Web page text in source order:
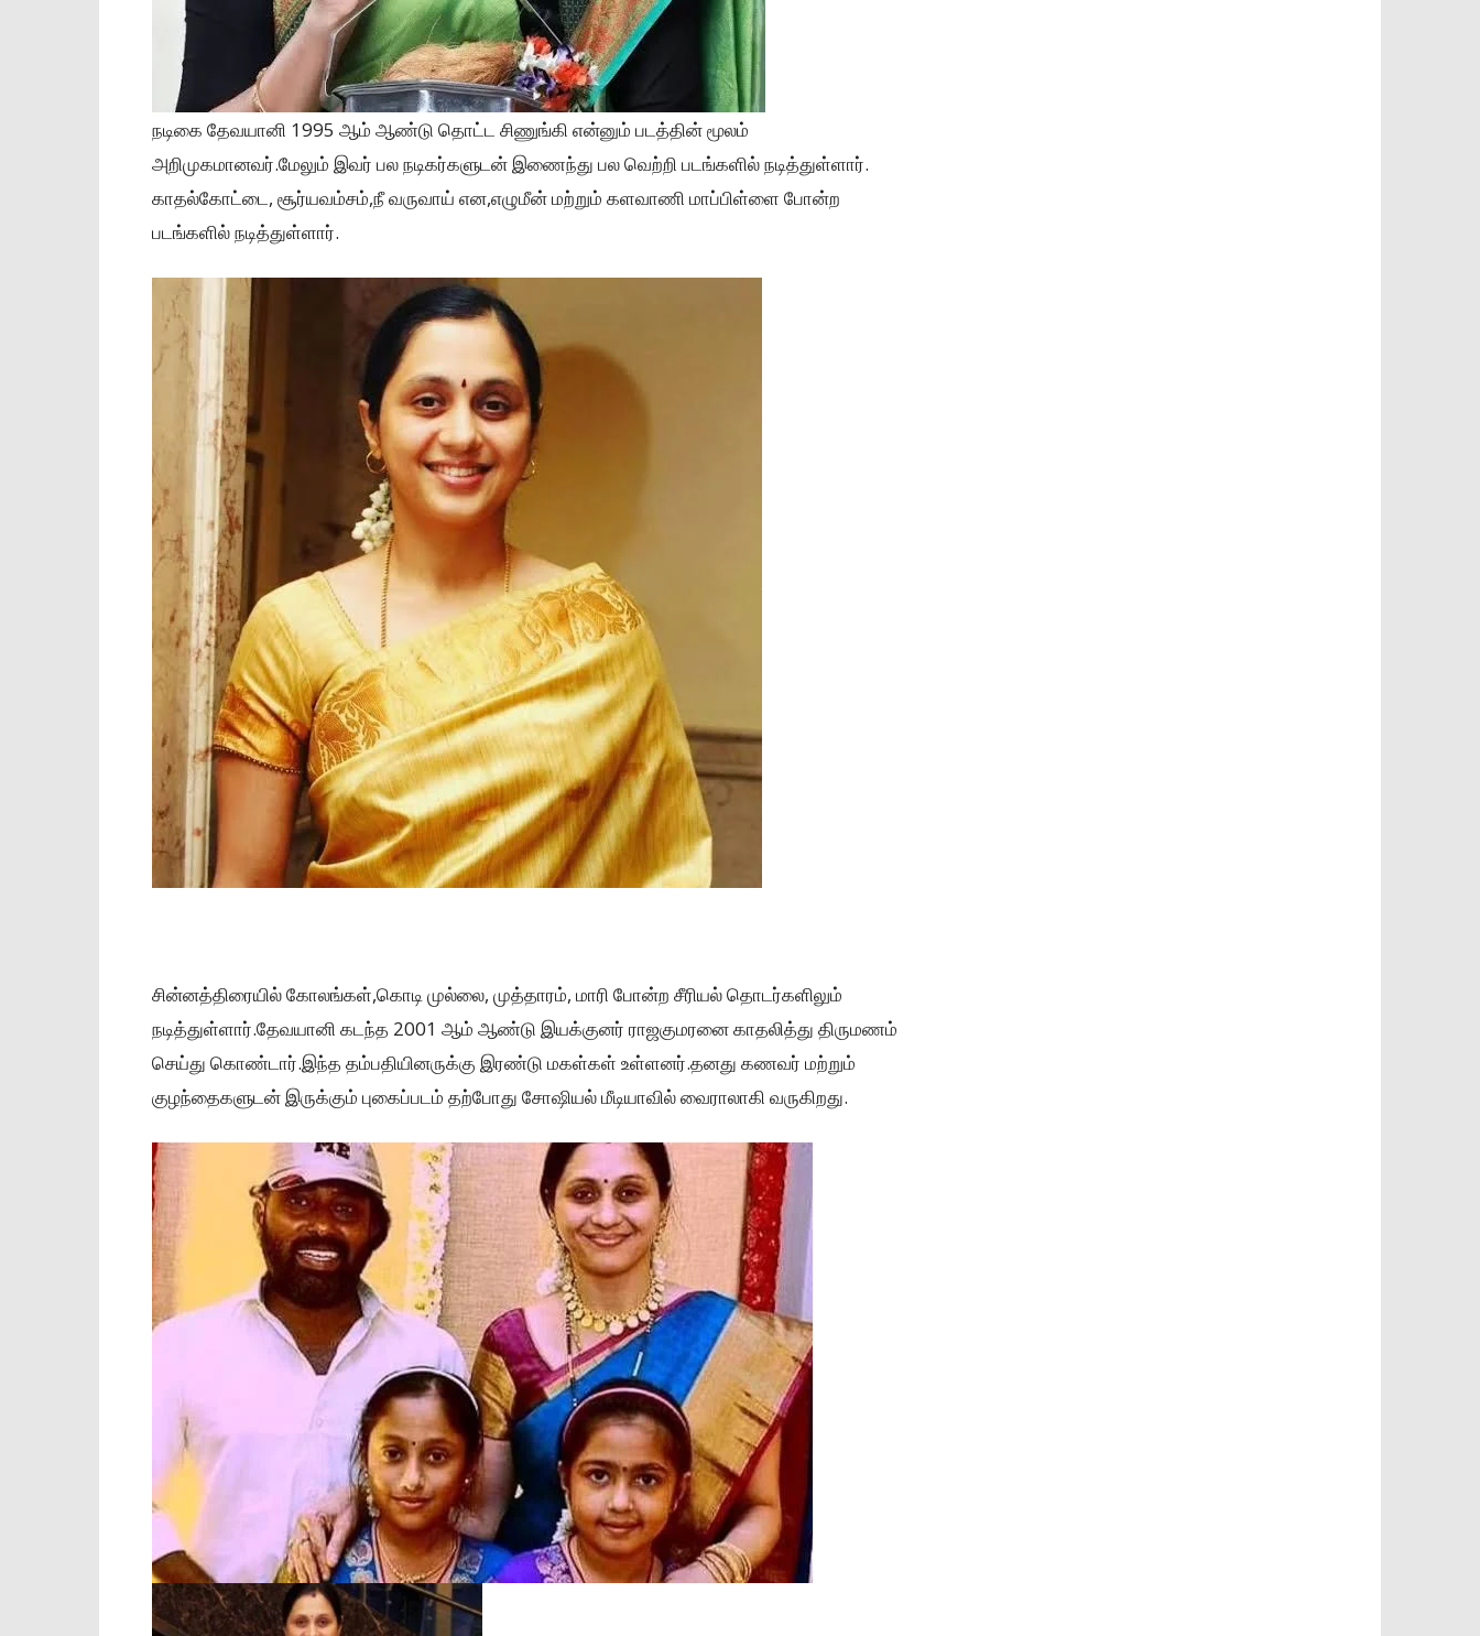
நடிகை தேவயானி 1995 ஆம் ஆண்டு தொட்ட சிணுங்கி என்னும் படத்தின் மூலம்
அறிமுகமானவர்.மேலும் இவர் பல நடிகர்களுடன் இணைந்து பல வெற்றி படங்களில் நடித்துள்ளார்.
காதல்கோட்டை, சூர்யவம்சம்,நீ வருவாய் என,எழுமீன் மற்றும் களவாணி மாப்பிள்ளை போன்ற
படங்களில் நடித்துள்ளார்.
சின்னத்திரையில் கோலங்கள்,கொடி முல்லை, முத்தாரம், மாரி போன்ற சீரியல் தொடர்களிலும்
நடித்துள்ளார்.தேவயானி கடந்த 2001 ஆம் ஆண்டு இயக்குனர் ராஜகுமரனை காதலித்து திருமணம்
செய்து கொண்டார்.இந்த தம்பதியினருக்கு இரண்டு மகள்கள் உள்ளனர்.தனது கணவர் மற்றும்
குழந்தைகளுடன் இருக்கும் புகைப்படம் தற்போது சோஷியல் மீடியாவில் வைராலாகி வருகிறது.